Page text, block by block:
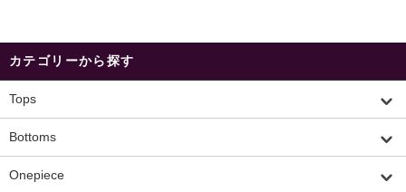
カテゴリーから探す
Tops
Bottoms
Onepiece